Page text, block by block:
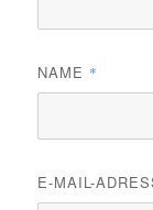
NAME *
E-MAIL-